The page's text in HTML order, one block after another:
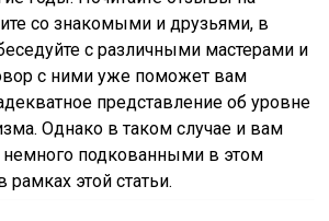
со знакомыми и друзьями, в
с различными мастерами и
с ними уже поможет вам
представление об уровне
Однако в таком случае и вам
подкованными в этом
рамках этой статьи.